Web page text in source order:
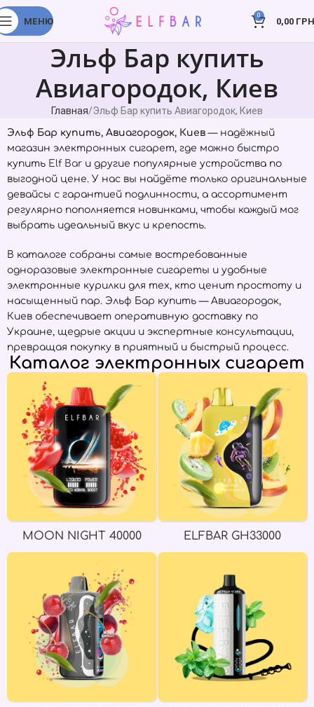
МЕНЮ
0
0,00
Эльф Бар купить
Авиагородок, Киев
Главная Эльф Бар купить Авиагородок, Киев
Эльф Бар купить, Авиагородок, Киев — надёжный
магазин электронных сигарет, где можно быстро
купить Elf Bar и другие популярные устройства по
выгодной цене. У нас вы найдёте только оригинальные
девайсы с гарантией подлинности, а ассортимент
регулярно пополняется новинками, чтобы каждый мог
выбрать идеальный вкус и крепость.
В каталоге собраны самые востребованные
одноразовые электронные сигареты и удобные
электронные курилки для тех, кто ценит простоту и
насыщенный пар. Эльф Бар купить — Авиагородок,
Киев обеспечивает оперативную доставку по
Украине, щедрые акции и экспертные консультации,
превращая покупку в приятный и быстрый процесс.
Каталог электронных сигарет
MOON NIGHT 40000 ELFBAR GH33000